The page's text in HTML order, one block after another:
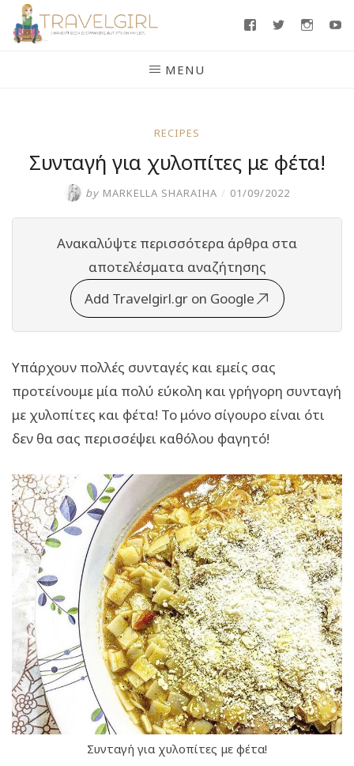
Skip
FacebookTwitter
MENU
RECIPES
Συνταγή για χυλοπίτες με φέτα!
by MARKELLA SHARAIHA / 01/09/2022
Ανακαλύψτε περισσότερα άρθρα στα
αποτελέσματα αναζήτησης
Add Travelgirl.gr on Google
Υπάρχουν πολλές συνταγές και εμείς σας
προτείνουμε μία πολύ εύκολη και γρήγορη συνταγή
με χυλοπίτες και φέτα! Το μόνο σίγουρο είναι ότι
δεν θα σας περισσέψει καθόλου φαγητό!
Συνταγή για χυλοπίτες με φέτα!